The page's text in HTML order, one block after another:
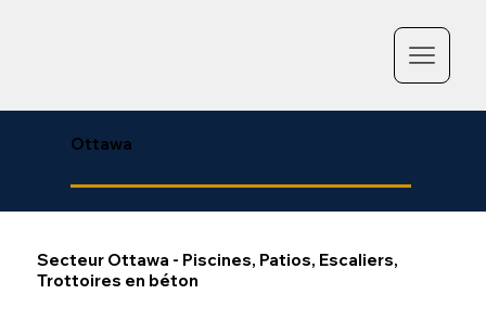
Ottawa
Secteur Ottawa - Piscines, Patios, Escaliers,
Trottoires en béton